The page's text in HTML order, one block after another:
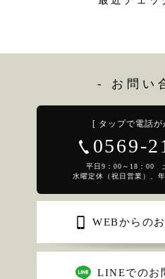
- お問い
[ タップで電話
0569-
平日9：00～18：00
水曜定休（祝日営業）、
WEBからの
LINEでのお